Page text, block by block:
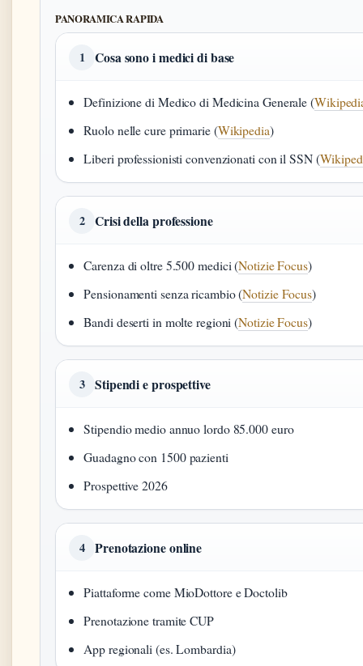
PANORAMICA RAPIDA
1 Cosa sono i medici di base
Definizione di Medico di Medicina Generale (
Ruolo nelle cure primarie (Wikipedia)
Liberi professionisti convenzionati con il SSN (
2 Crisi della professione
Carenza di oltre 5.500 medici (Notizie Focus)
Pensionamenti senza ricambio (Notizie Focus)
Bandi deserti in molte regioni (Notizie Focus)
3 Stipendi e prospettive
Stipendio medio annuo lordo 85.000 euro
Guadagno con 1500 pazienti
Prospettive 2026
4 Prenotazione online
Piattaforme come MioDottore e Doctolib
Prenotazione tramite CUP
App regionali (es. Lombardia)